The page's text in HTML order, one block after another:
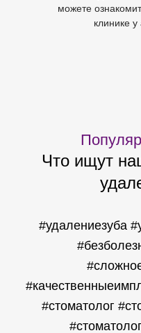
можете
клинике у
Что ищут
#удалениезуба
#стоматолог